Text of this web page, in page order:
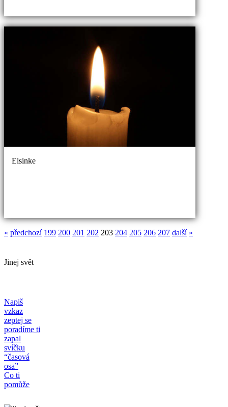
Elsinke
« předchozí 199 200 201 202 203 204 205 206 207 další »
Jinej svět
Napiš
vzkaz
zeptej se
poradíme ti
zapal
svíčku
“časová
osa”
Co ti
pomůže